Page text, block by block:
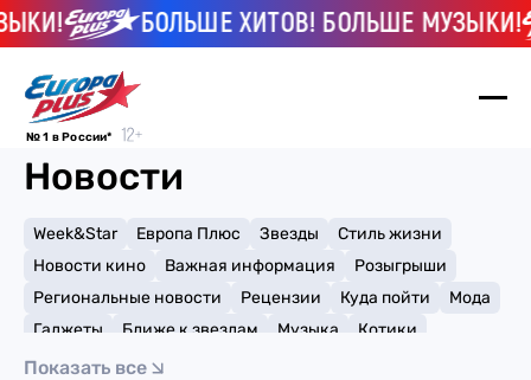
БОЛЬШЕ ХИТОВ! БОЛЬШЕ МУЗЫКИ!
№ 1 в России*
Новости
Week&Star Европа Плюс Звезды
Стиль жизни
Новости кино
Важная информация
Розыгрыши
Региональные новости
Рецензии Куда пойти
Мода
Гаджеты
Ближе к звездам Музыка
Котики
Мемы и тренды
Показать все